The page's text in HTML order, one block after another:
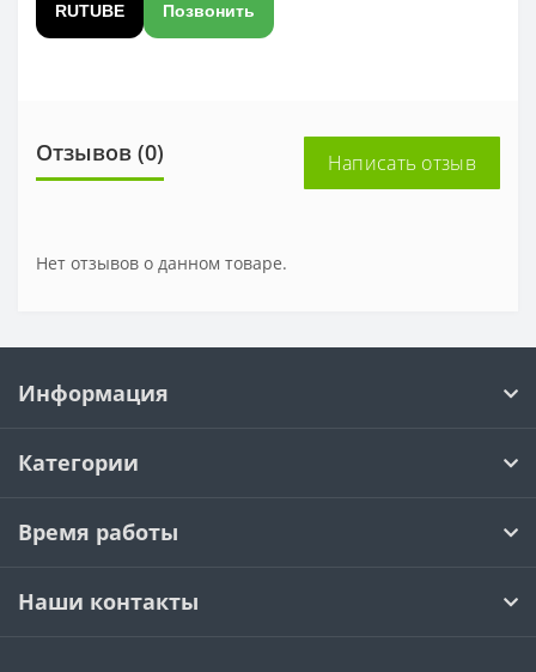
RUTUBE Позвонить
Отзывов (0) Написать отзыв
Нет отзывов о данном товаре.
Информация
Категории
Время работы
Наши контакты